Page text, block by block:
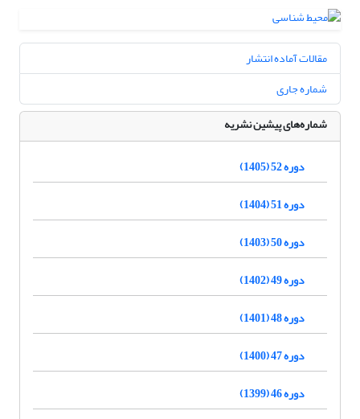
مقالات آماده انتشار
شماره جاری
شماره‌های پیشین نشریه
دوره 52 (1405)
دوره 51 (1404)
دوره 50 (1403)
دوره 49 (1402)
دوره 48 (1401)
دوره 47 (1400)
دوره 46 (1399)